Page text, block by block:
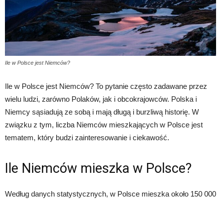
Ile w Polsce jest Niemców?
Ile w Polsce jest Niemców? To pytanie często zadawane przez
wielu ludzi, zarówno Polaków, jak i obcokrajowców. Polska i
Niemcy sąsiadują ze sobą i mają długą i burzliwą historię. W
związku z tym, liczba Niemców mieszkających w Polsce jest
tematem, który budzi zainteresowanie i ciekawość.
Ile Niemców mieszka w Polsce?
Według danych statystycznych, w Polsce mieszka około 150 000